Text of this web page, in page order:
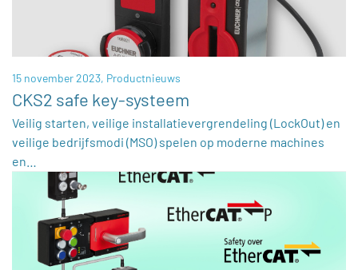
15 november 2023, Productnieuws
CKS2 safe key-systeem
Veilig starten, veilige installatievergrendeling (LockOut) en
veilige bedrijfsmodi (MSO) spelen op moderne machines
en…